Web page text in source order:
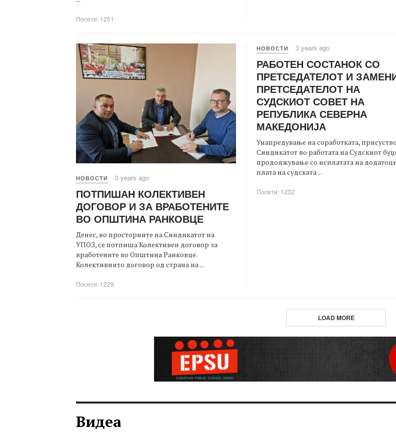
Посети: 1251
НОВОСТИ 3 years ago
ПОТПИШАН КОЛЕКТИВЕН
ДОГОВОР И ЗА ВРАБОТЕНИТЕ
ВО ОПШТИНА РАНКОВЦЕ
Денес, во просториите на Синдикатот на
УПОЗ, се потпиша Колективен договор за
вработените во Општина Ранковце.
Колективнито договор од страна на ...
Посети: 1229
НОВОСТИ 3 years ago
РАБОТЕН СОСТАНОК СО
ПРЕТСЕДАТЕЛОТ И
ПРЕТСЕДАТЕЛОТ НА
СУДСКИОТ СОВЕТ НА
РЕПУБЛИКА СЕВЕРНА
МАКЕДОНИЈА
Унапредување на соработката,
Синдикатот во работата на Судскиот
продолжување со исплатата на
плата на судската ...
Посети: 1232
LOAD MORE
Видеа